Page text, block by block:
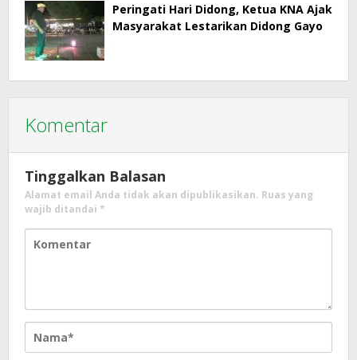
Peringati Hari Didong, Ketua KNA Ajak
Masyarakat Lestarikan Didong Gayo
Komentar
Tinggalkan Balasan
Alamat email Anda tidak akan dipublikasikan. Ruas yang
wajib ditandai *